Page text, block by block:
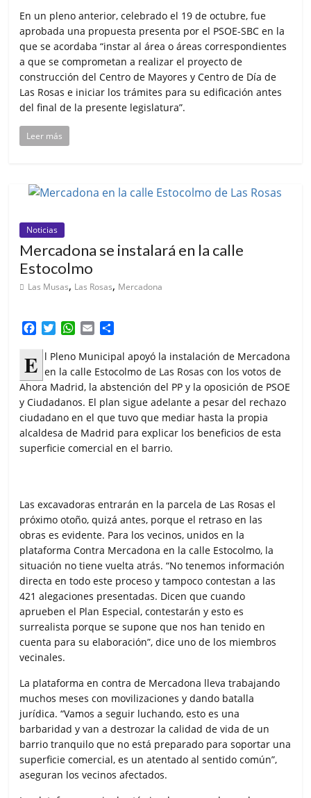
En un pleno anterior, celebrado el 19 de octubre, fue
aprobada una propuesta presenta por el PSOE-SBC en la
que se acordaba “instar al área o áreas correspondientes
a que se comprometan a realizar el proyecto de
construcción del Centro de Mayores y Centro de Día de
Las Rosas e iniciar los trámites para su edificación antes
del final de la presente legislatura”.
Leer más
Noticias
Mercadona se instalará en la calle
Estocolmo
Las Musas, Las Rosas, Mercadona
c
e
b
o
o
k
i
t
t
e
W
a
t
s
A
p
a
i
l
m
p
a
r
i
r
E l Pleno Municipal apoyó la instalación de Mercadona
en la calle Estocolmo de Las Rosas con los votos de
Ahora Madrid, la abstención del PP y la oposición de PSOE
y Ciudadanos. El plan sigue adelante a pesar del rechazo
ciudadano en el que tuvo que mediar hasta la propia
alcaldesa de Madrid para explicar los beneficios de esta
superficie comercial en el barrio.
Las excavadoras entrarán en la parcela de Las Rosas el
próximo otoño, quizá antes, porque el retraso en las
obras es evidente. Para los vecinos, unidos en la
plataforma Contra Mercadona en la calle Estocolmo, la
situación no tiene vuelta atrás. “No tenemos información
directa en todo este proceso y tampoco contestan a las
421 alegaciones presentadas. Dicen que cuando
aprueben el Plan Especial, contestarán y esto es
surrealista porque se supone que nos han tenido en
cuenta para su elaboración”, dice uno de los miembros
vecinales.
La plataforma en contra de Mercadona lleva trabajando
muchos meses con movilizaciones y dando batalla
jurídica. “Vamos a seguir luchando, esto es una
barbaridad y van a destrozar la calidad de vida de un
barrio tranquilo que no está preparado para soportar una
superficie comercial, es un atentado al sentido común”,
aseguran los vecinos afectados.